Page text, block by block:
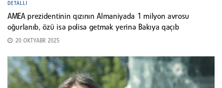
DETALLI
AMEA prezidentinin qızının Almaniyada 1 milyon avrosu
oğurlanıb, özü isə polisə getmək yerinə Bakıya qaçıb
20 OKTYABR 2025